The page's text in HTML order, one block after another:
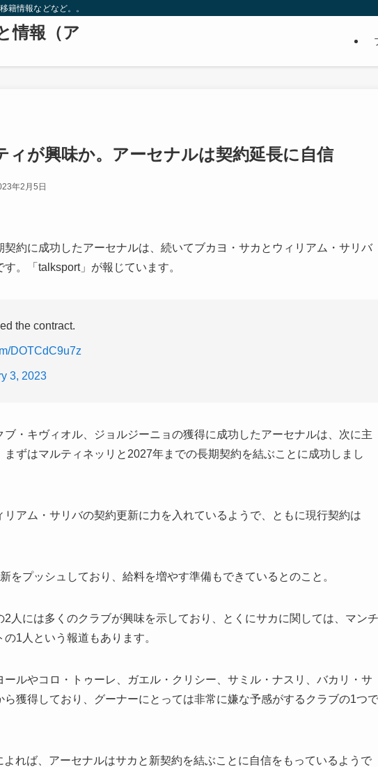
籍情報などなど。。
情報（ア
ィが興味か。アーセナルは契約延長に自信
年2月5日
約に成功したアーセナルは、続いてブカヨ・サカとウィリアム・サリバ
。「talksport」が報じています。
the contract.
DOTCdC9u7z
3, 2023
・キヴィオル、ジョルジーニョの獲得に成功したアーセナルは、次に主
ずはマルティネッリと2027年までの長期契約を結ぶことに成功しまし
アム・サリバの契約更新に力を入れているようで、ともに現行契約は
をプッシュしており、給料を増やす準備もできているとのこと。
人には多くのクラブが興味を示しており、とくにサカに関しては、マンチ
1人という報道もあります。
ルやコロ・トゥーレ、ガエル・クリシー、サミル・ナスリ、バカリ・サ
獲得しており、グーナーにとっては非常に嫌な予感がするクラブの1つで
れば、アーセナルはサカと新契約を結ぶことに自信をもっているようで